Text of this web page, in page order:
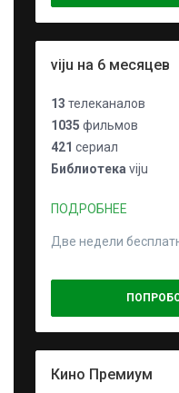
viju на 6 месяцев
13 телеканалов
1035 фильмов
421 сериал
Библиотека viju
ПОДРОБНЕЕ
Две недели
Кино Премиум